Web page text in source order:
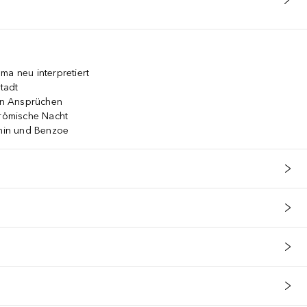
neu interpretiert
Ansprüchen
Nacht
und Benzoe